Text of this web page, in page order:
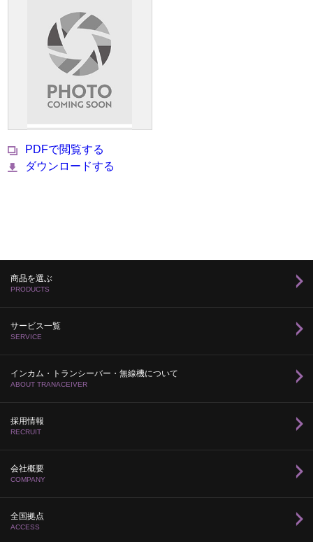
PDFで閲覧する
ダウンロードする
商品を選ぶ
PRODUCTS
サービス一覧
SERVICE
インカム・トランシーバー・無線機について
ABOUT TRANACEIVER
採用情報
RECRUIT
会社概要
COMPANY
全国拠点
ACCESS